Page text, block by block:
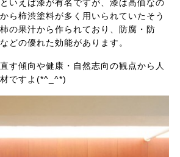
いえば漆が有名ですが、漆は高価なの
ら柿渋塗料が多く用いられていたそう
の果汁から作られており、防腐・防
どの優れた効能があります。
す傾向や健康・自然志向の観点から人
ですよ(*^_^*)